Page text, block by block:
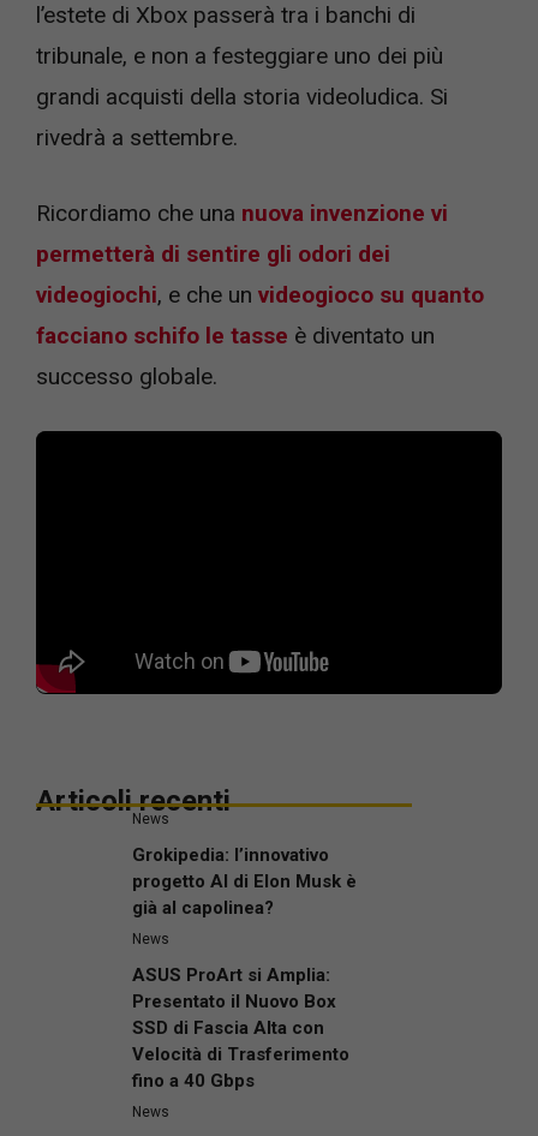
l’estete di Xbox passerà tra i banchi di
tribunale, e non a festeggiare uno dei più
grandi acquisti della storia videoludica. Si
rivedrà a settembre.
Ricordiamo che una nuova invenzione vi
permetterà di sentire gli odori dei
videogiochi, e che un videogioco su quanto
facciano schifo le tasse è diventato un
successo globale.
Articoli recenti
News
Grokipedia: l’innovativo
progetto AI di Elon Musk è
già al capolinea?
News
ASUS ProArt si Amplia:
Presentato il Nuovo Box
SSD di Fascia Alta con
Velocità di Trasferimento
fino a 40 Gbps
News